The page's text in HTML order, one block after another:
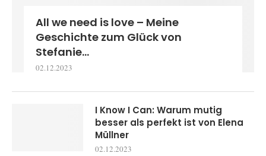
All we need is love – Meine
Geschichte zum Glück von
Stefanie...
02.12.2023
I Know I Can: Warum mutig
besser als perfekt ist von Elena
Müllner
02.12.2023